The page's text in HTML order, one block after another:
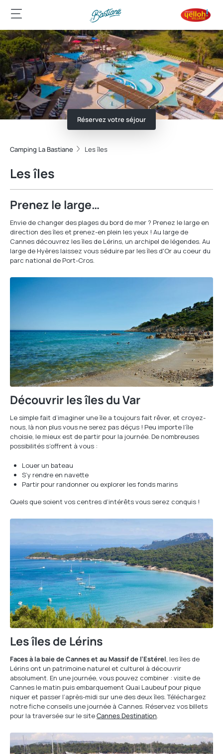
Réservez votre séjour
Camping La Bastiane Les îles
Les îles
Prenez le large…
Envie de changer des plages du bord de mer ? Prenez le large en
direction des îles et prenez-en plein les yeux ! Au large de
Cannes découvrez les îles de Lérins, un archipel de légendes. Au
large de Hyères laissez vous séduire par les îles d'Or au coeur du
parc national de Port-Cros.
Découvrir les îles du Var
Le simple fait d’imaginer une île a toujours fait rêver, et croyez-
nous, là non plus vous ne serez pas déçus ! Peu importe l’île
choisie, le mieux est de partir pour la journée. De nombreuses
possibilités s’offrent à vous :
Louer un bateau
S’y rendre en navette
Partir pour randonner ou explorer les fonds marins
Quels que soient vos centres d’intérêts vous serez conquis !
Les îles de Lérins
Faces à la baie de Cannes et au Massif de l’Estérel, les îles de
Lérins ont un patrimoine naturel et culturel à découvrir
absolument. En une journée, vous pouvez combiner : visite de
Cannes le matin puis embarquement Quai Laubeuf pour pique
niquer et passer l’après-midi sur une des deux îles. Téléchargez
notre fiche conseils une journée à Cannes. Réservez vos billets
pour la traversée sur le siteCannes Destination.